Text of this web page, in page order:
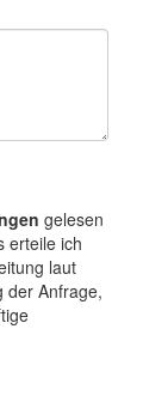
gelesen
erteile ich
laut
der Anfrage,